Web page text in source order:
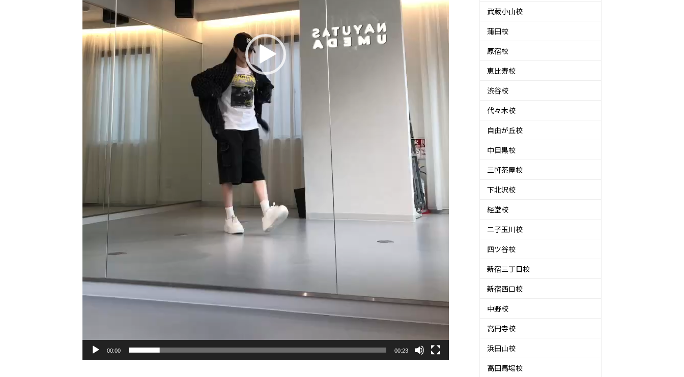
00:00 00:23
武蔵小山校
蒲田校
原宿校
恵比寿校
渋谷校
代々木校
自由が丘校
中目黒校
三軒茶屋校
下北沢校
経堂校
二子玉川校
四ツ谷校
新宿三丁目校
新宿西口校
中野校
高円寺校
浜田山校
高田馬場校